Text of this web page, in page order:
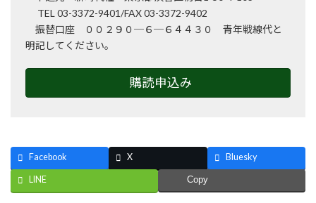
TEL 03-3372-9401/FAX 03-3372-9402
振替口座 ００２９０─６─６４４３０ 青年戦線代と
明記してください。
購読申込み
Facebook X Bluesky
LINE Copy